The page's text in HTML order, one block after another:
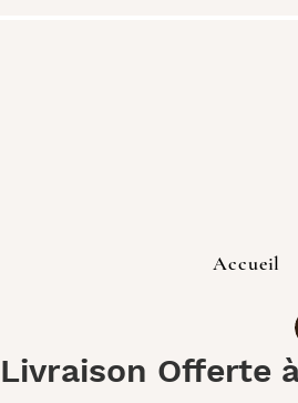
Accueil
Livraison Offerte